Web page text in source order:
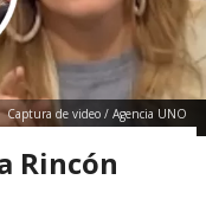
Captura de video / Agencia UNO
Rincón